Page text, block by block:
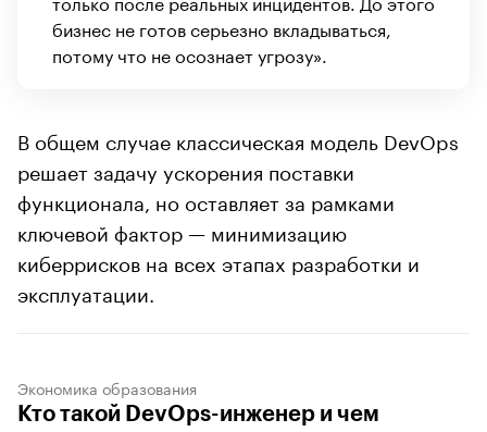
бизнес не готов серьезно вкладываться,
потому что не осознает угрозу».
В общем случае классическая модель DevOps
решает задачу ускорения поставки
функционала, но оставляет за рамками
ключевой фактор — минимизацию
киберрисков на всех этапах разработки и
эксплуатации.
Экономика образования
Кто такой DevOps-инженер и чем